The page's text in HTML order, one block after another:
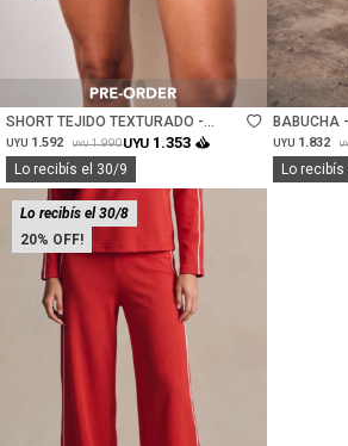
Talle
SHORT TEJIDO TEXTURADO -
CHOCOLATE
UYU 1.592 UYU 1.990UYU 1.353
Lo recibís el 30/9
Talle
BABUCHA
UYU 1.832
Lo
20
Lo recibís el 30/8